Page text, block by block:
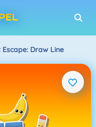
Escape: Draw Line